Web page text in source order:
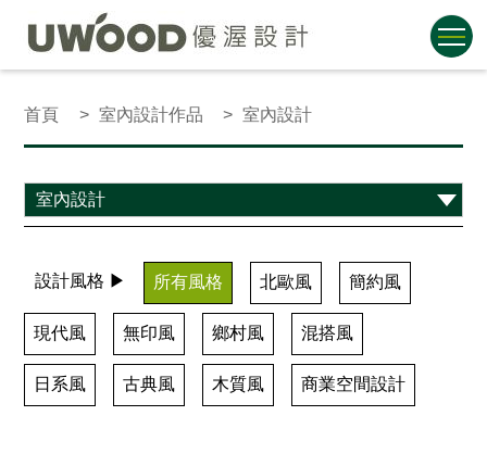
首頁 室內設計作品 室內設計
設計風格 ▶ 所有風格 北歐風 簡約風
現代風 無印風 鄉村風 混搭風
日系風 古典風 木質風 商業空間設計